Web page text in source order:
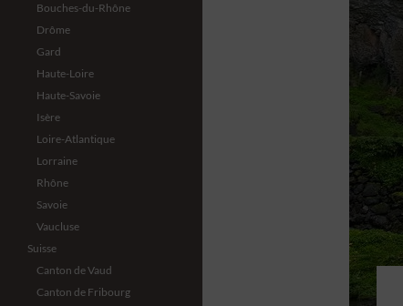
Bouches-du-Rhône
Drôme
Gard
Haute-Loire
Haute-Savoie
Isère
Loire-Atlantique
Lorraine
Rhône
Savoie
Vaucluse
Suisse
Canton de Vaud
Canton de Fribourg